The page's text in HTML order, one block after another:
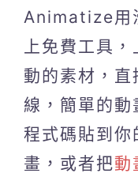
Animatize用
上免費工具
動的素材，直
線，簡單的動
程式碼貼到你
畫，或者把動